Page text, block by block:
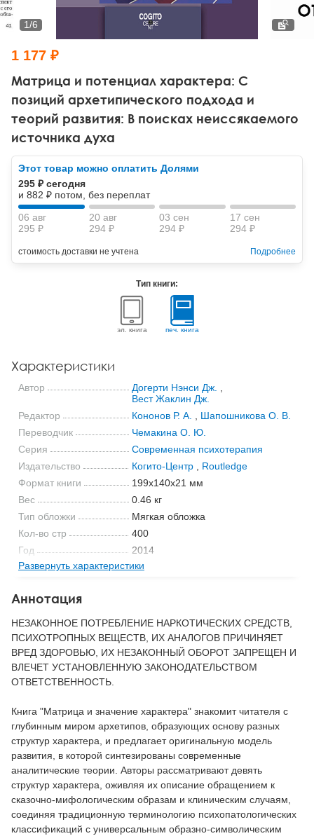
Тревожные расстройства, панические атаки
Психодрама
Другие направления психотерапии
Классический, эриксоновский гипноз и НЛП
НЛП
Психология труда и эргономика
Социальная психология
Социальная и организационная психология
Классический и юнгианский психоанализ
Матрица и потенциал характера: С
позиций архетипического подхода и
теорий развития: В поисках неиссякаемого
источника духа
1/6
1 177 ₽
Этот товар можно оплатить Долями
295 ₽ сегодня
и 882 ₽ потом, без переплат
06 авг
295 ₽
20 авг
294 ₽
03 сен
294 ₽
17 сен
294 ₽
стоимость доставки не учтена Подробнее
Тип книги:
эл. книга печ. книга
Характеристики
Автор Догерти Нэнси Дж.
Вест Жаклин Дж.
Редактор
Кононов Р. А.
Шапошникова О. В.
Переводчик
Чемакина О. Ю.
Серия
Современная психотерапия
Издательство
Когито-Центр, Routledge
Формат книги
199x140x21 мм
Вес
0.46 кг
Тип обложки
Мягкая обложка
Кол-во стр
400
Год
2014
ISBN
978-5-89353-424-5
Развернуть характеристики
Аннотация
НЕЗАКОННОЕ ПОТРЕБЛЕНИЕ НАРКОТИЧЕСКИХ СРЕДСТВ,
ПСИХОТРОПНЫХ ВЕЩЕСТВ, ИХ АНАЛОГОВ ПРИЧИНЯЕТ
ВРЕД ЗДОРОВЬЮ, ИХ НЕЗАКОННЫЙ ОБОРОТ ЗАПРЕЩЕН И
ВЛЕЧЕТ УСТАНОВЛЕННУЮ ЗАКОНОДАТЕЛЬСТВОМ
ОТВЕТСТВЕННОСТЬ.
Книга "Матрица и значение характера" знакомит читателя с
глубинным миром архетипов, образующих основу разных
структур характера, и предлагает оригинальную модель
развития, в которой синтезированы современные
аналитические теории. Авторы рассматривают девять
структур характера, оживляя их описание обращением к
сказочно-мифологическим образам и клиническим случаям,
соединяя традиционную терминологию психопатологических
классификаций с универсальным образно-символическим